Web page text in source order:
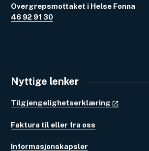
Overgrepsmottaket i Helse Fonna
46 92 91 30
Nyttige lenker
Tilgjengelighetserklæring
Faktura til eller fra oss
Informasjonskapsler